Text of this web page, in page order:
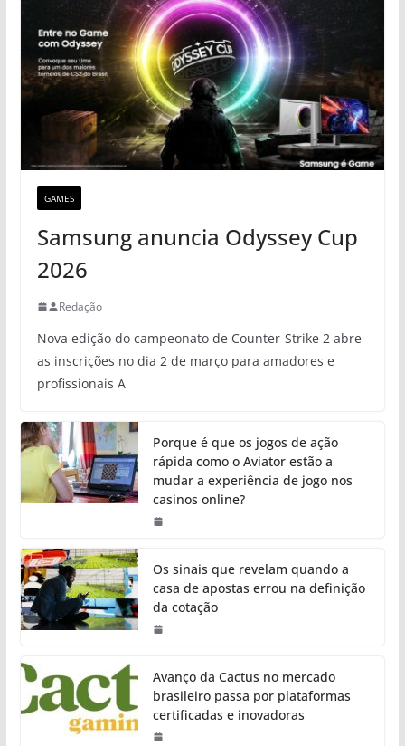
GAMES
Samsung anuncia Odyssey Cup
2026
Redação
Nova edição do campeonato de Counter-Strike 2 abre
as inscrições no dia 2 de março para amadores e
profissionais A
Porque é que os jogos de ação
rápida como o Aviator estão a
mudar a experiência de jogo nos
casinos online?
Os sinais que revelam quando a
casa de apostas errou na definição
da cotação
Avanço da Cactus no mercado
brasileiro passa por plataformas
certificadas e inovadoras